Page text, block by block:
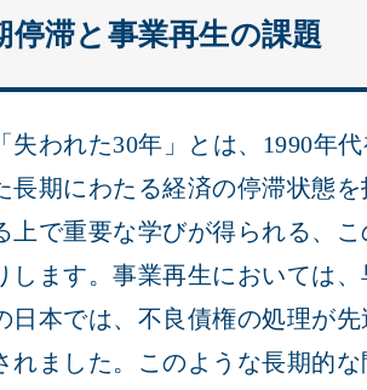
停滞と事業再生の課題
失われた30年」とは、1990年
長期にわたる経済の停滞状態
上で重要な学びが得られる、
します。事業再生においては
日本では、不良債権の処理が
れました。このような長期的